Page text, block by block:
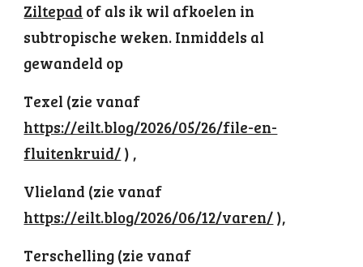
Ziltepad of als ik wil afkoelen in
subtropische weken. Inmiddels al
gewandeld op
Texel (zie vanaf
https://eilt.blog/2026/05/26/file-en-
fluitenkruid/ ) ,
Vlieland (zie vanaf
https://eilt.blog/2026/06/12/varen/ ),
Terschelling (zie vanaf